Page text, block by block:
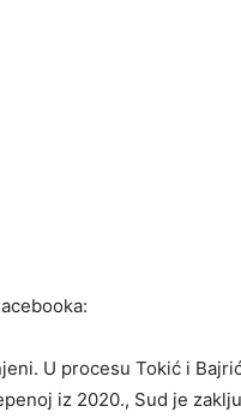
U procesu Tokić i
iz 2020., Sud je